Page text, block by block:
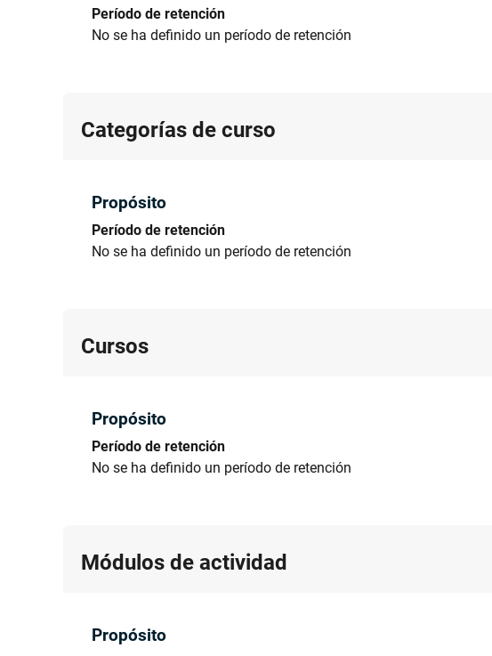
Período de retención
No se ha definido un período de retención
Categorías de curso
Propósito
Período de retención
No se ha definido un período de retención
Cursos
Propósito
Período de retención
No se ha definido un período de retención
Módulos de actividad
Propósito